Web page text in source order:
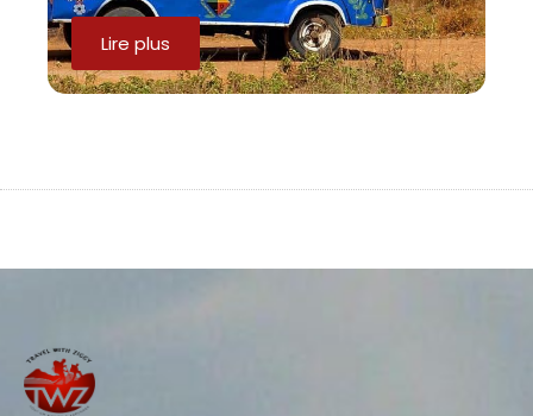
Lire plus